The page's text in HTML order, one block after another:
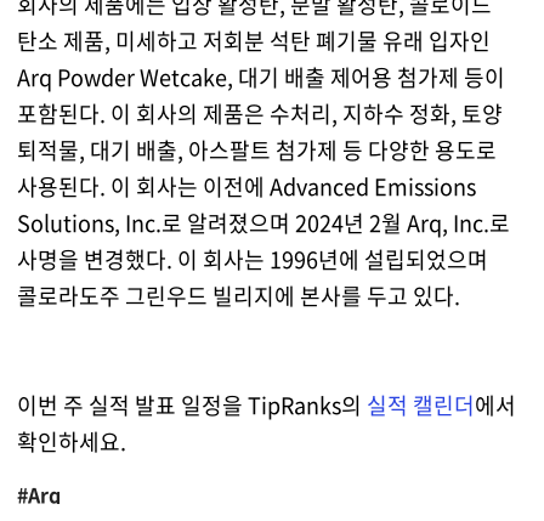
탄소 제품, 미세하고 저회분 석탄 폐기물 유래 입자인
Arq Powder Wetcake, 대기 배출 제어용 첨가제 등이
포함된다. 이 회사의 제품은 수처리, 지하수 정화, 토양
퇴적물, 대기 배출, 아스팔트 첨가제 등 다양한 용도로
사용된다. 이 회사는 이전에 Advanced Emissions
Solutions, Inc.로 알려졌으며 2024년 2월 Arq, Inc.로
사명을 변경했다. 이 회사는 1996년에 설립되었으며
콜로라도주 그린우드 빌리지에 본사를 두고 있다.
이번 주 실적 발표 일정을 TipRanks의 실적 캘린더에서
확인하세요.
#Arq